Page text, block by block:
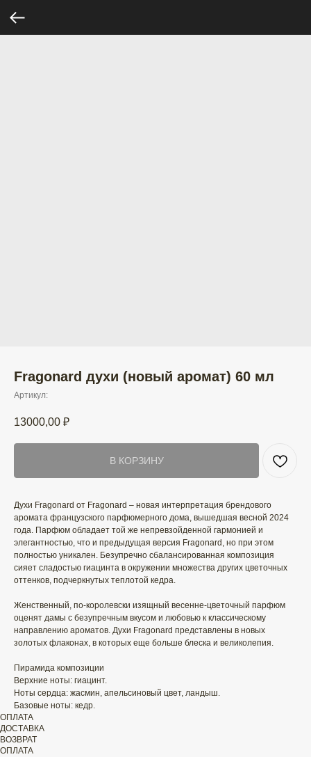
Fragonard духи (новый аромат) 60 мл
Артикул:
13000,00 ₽
В КОРЗИНУ
Духи Fragonard от Fragonard – новая интерпретация брендового
аромата французского парфюмерного дома, вышедшая весной 2024
года. Парфюм обладает той же непревзойденной гармонией и
элегантностью, что и предыдущая версия Fragonard, но при этом
полностью уникален. Безупречно сбалансированная композиция
сияет сладостью гиацинта в окружении множества других цветочных
оттенков, подчеркнутых теплотой кедра.
Женственный, по-королевски изящный весенне-цветочный парфюм
оценят дамы с безупречным вкусом и любовью к классическому
направлению ароматов. Духи Fragonard представлены в новых
золотых флаконах, в которых еще больше блеска и великолепия.
Пирамида композиции
Верхние ноты: гиацинт.
Ноты сердца: жасмин, апельсиновый цвет, ландыш.
Базовые ноты: кедр.
ОПЛАТА
ДОСТАВКА
ВОЗВРАТ
ОПЛАТА